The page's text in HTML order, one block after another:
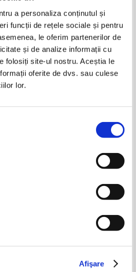
a personaliza conținutul și
funcții de rețele sociale și pentru
le oferim partenerilor de
și de analize informații cu
folosiți site-ul nostru. Aceștia le
oferite de dvs. sau culese
lor.
Afişare
Zimmerman (volumul 2)